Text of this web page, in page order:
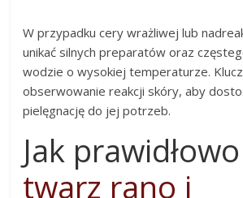
W przypadku cery wrażliwej lub
unikać silnych preparatów oraz
wodzie o wysokiej temperaturze.
obserwowanie reakcji skóry, aby
pielęgnację do jej potrzeb.
Jak
twarz rano i